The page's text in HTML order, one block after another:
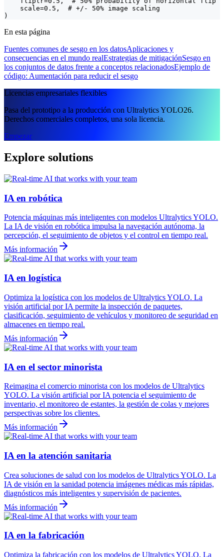
    scale=0.5,  # +/- 50% image scaling
)
En esta página
Fuentes comunes de sesgo en los datosAplicaciones y
consecuencias en el mundo realEstrategias de mitigaciónSesgo en
los conjuntos de datos frente a conceptos relacionadosEjemplo de
código: Aumentación para reducir el sesgo
Licencias empresariales flexibles
Pasa del prototipo a la producción con Ultralytics YOLO26.
Derechos comerciales completos, una sola licencia.
Empezar
Explore solutions
IA en robótica
Potencia máquinas más inteligentes con modelos Ultralytics YOLO.
La IA de visión en robótica impulsa la navegación autónoma, la
percepción, el seguimiento de objetos y el control en tiempo real.
Más información
IA en logística
Optimiza la logística con los modelos de Ultralytics YOLO. La
visión artificial por IA permite la inspección de paquetes,
clasificación, seguimiento de vehículos y monitoreo de seguridad en
almacenes en tiempo real.
Más información
IA en el sector minorista
Reimagina el comercio minorista con los modelos de Ultralytics
YOLO. La visión artificial por IA potencia el seguimiento de
inventario, el monitoreo de estantes, la gestión de colas y mejores
perspectivas sobre los clientes.
Más información
IA en la atención sanitaria
Crea soluciones de salud con los modelos de Ultralytics YOLO. La
IA de visión en la sanidad potencia imágenes médicas más rápidas,
diagnósticos más inteligentes y supervisión de pacientes.
Más información
IA en la fabricación
Optimiza la fabricación con los modelos de Ultralytics YOLO. La